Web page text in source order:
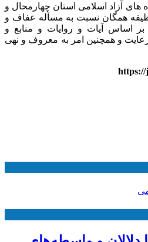
های آزاد اسلامی استان چهارمحال و
وظیفه همگان نسبت به مسأله عفاف و
اساس آیات و روایات و منابع و
و همچنین امر به معروف و نهی
https://